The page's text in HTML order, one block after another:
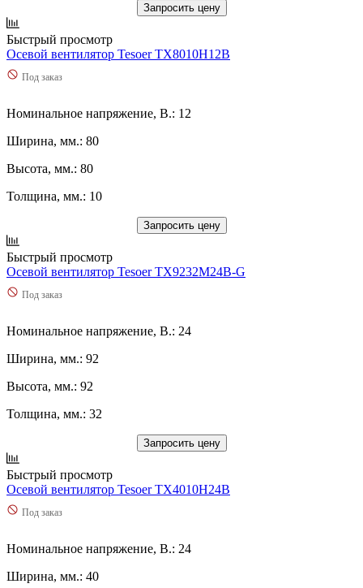
Запросить цену
Быстрый просмотр
Осевой вентилятор Tesoer TX8010H12B
Под заказ
Номинальное напряжение, В.: 12
Ширина, мм.: 80
Высота, мм.: 80
Толщина, мм.: 10
Запросить цену
Быстрый просмотр
Осевой вентилятор Tesoer TX9232M24B-G
Под заказ
Номинальное напряжение, В.: 24
Ширина, мм.: 92
Высота, мм.: 92
Толщина, мм.: 32
Запросить цену
Быстрый просмотр
Осевой вентилятор Tesoer TX4010H24B
Под заказ
Номинальное напряжение, В.: 24
Ширина, мм.: 40